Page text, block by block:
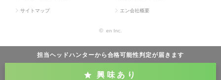
担当ヘッドハンターから合格可能性判定が届きます
興味あり
サイトマップ エン会社概要
© en Inc.